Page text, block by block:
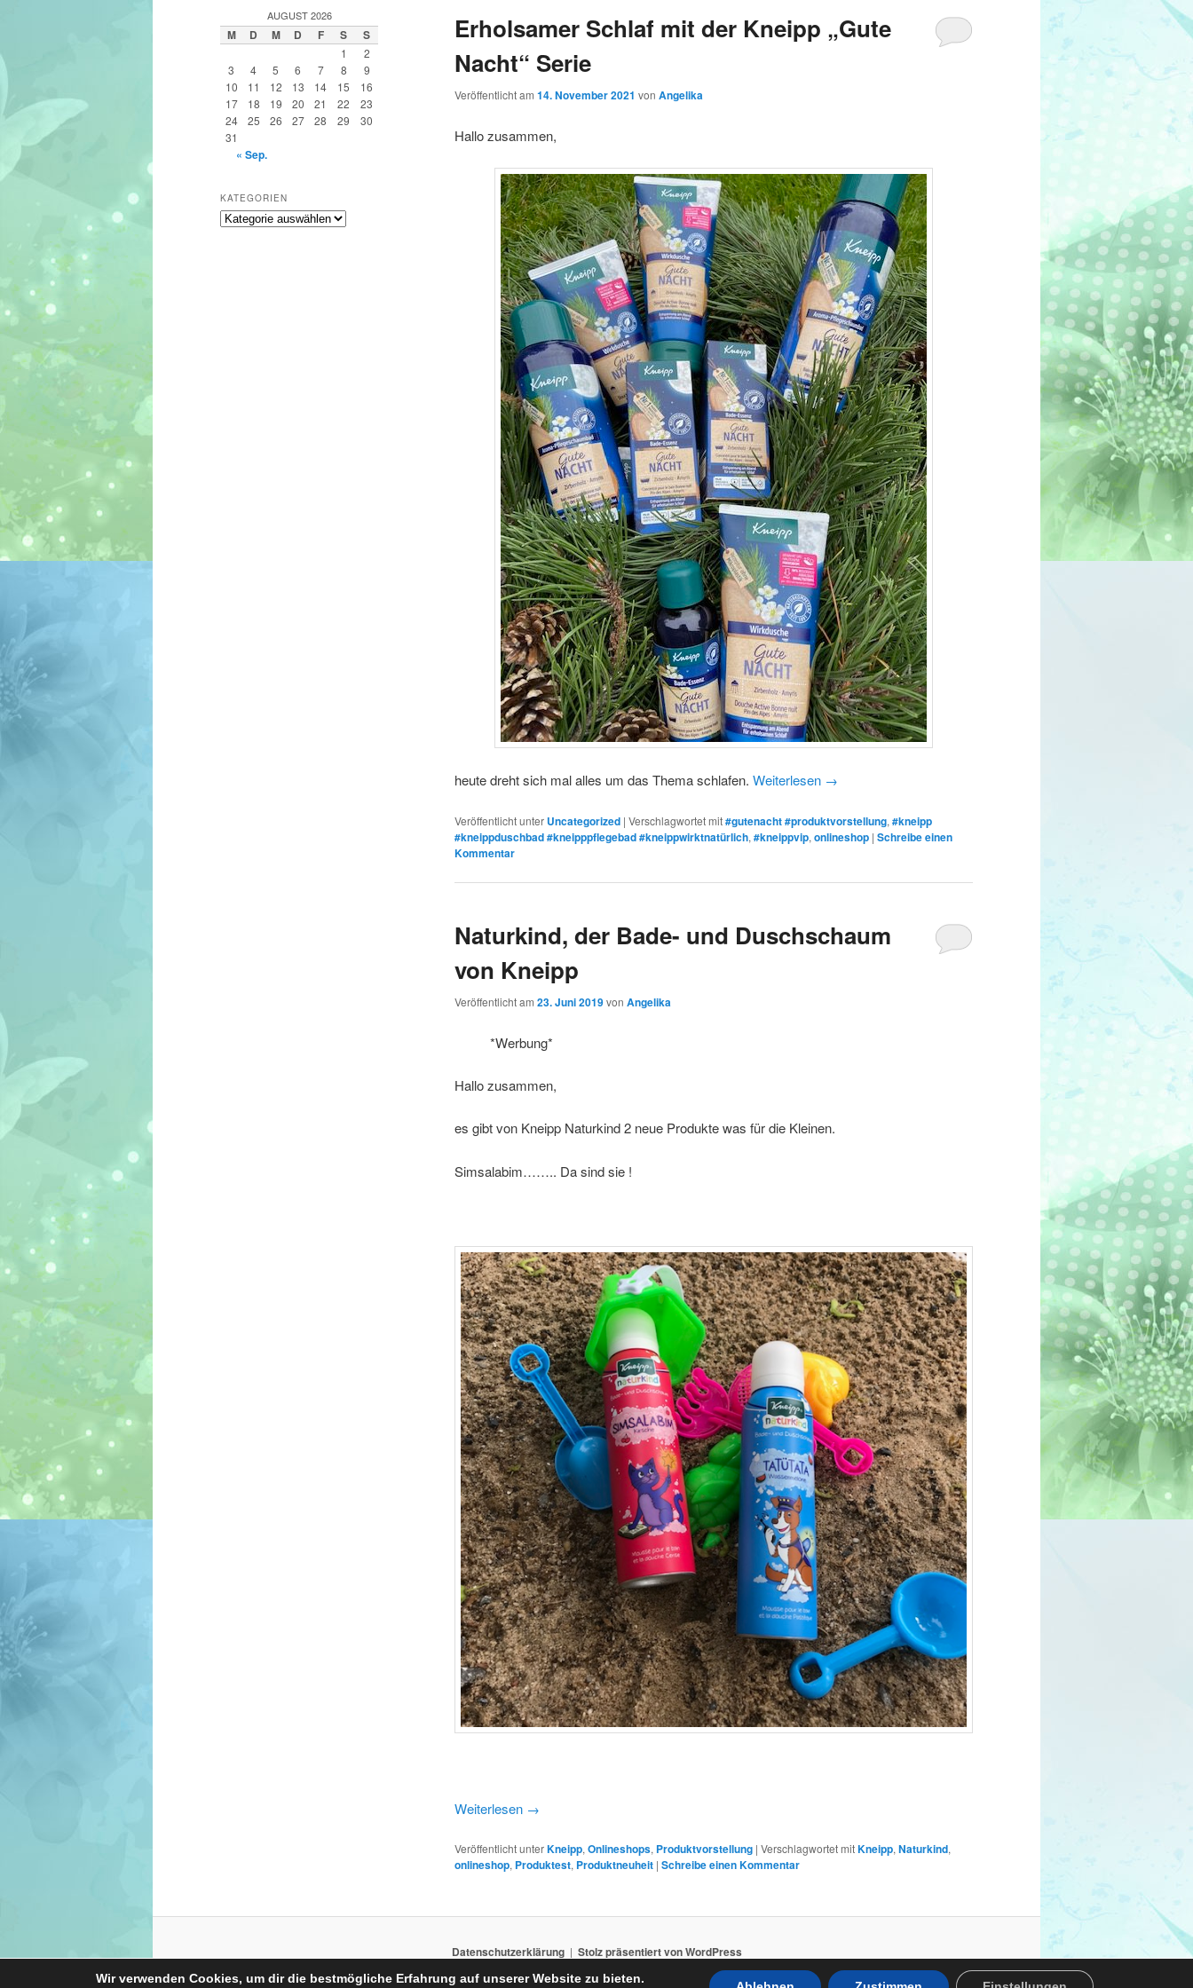
Erholsamer Schlaf mit der Kneipp „Gute
Nacht“ Serie
Veröffentlicht am 14. November 2021 von Angelika
Hallo zusammen,
heute dreht sich mal alles um das Thema schlafen. Weiterlesen →
Veröffentlicht unter Uncategorized | Verschlagwortet mit#gutenacht #produktvorstellung, #kneipp
#kneippduschbad #kneipppflegebad #kneippwirktnatürlich, #kneippvip, onlineshop | Schreibe einen
Kommentar
Naturkind, der Bade- und Duschschaum
von Kneipp
Veröffentlicht am 23. Juni 2019von Angelika
*Werbung*
Hallo zusammen,
es gibt von Kneipp Naturkind 2 neue Produkte was für die Kleinen.
Simsalabim…….. Da sind sie !
Weiterlesen →
Veröffentlicht unterKneipp, Onlineshops, Produktvorstellung | Verschlagwortet mitKneipp, Naturkind,
onlineshop, Produktest, Produktneuheit | Schreibe einen Kommentar
e
n
AUGUST 2026
M D M D F S S
1
2
3
4 5 6 7 8
9
10
11 12 13 14 15
16
17
18 19 20 21 22
23
24
25 26 27 28 29
30
31
« Sep.
KATEGORIEN
Kategorien
Datenschutzerklärung Stolz präsentiert von WordPress
Wir verwenden Cookies, um dir die bestmögliche Erfahrung auf unserer Website zu bieten.